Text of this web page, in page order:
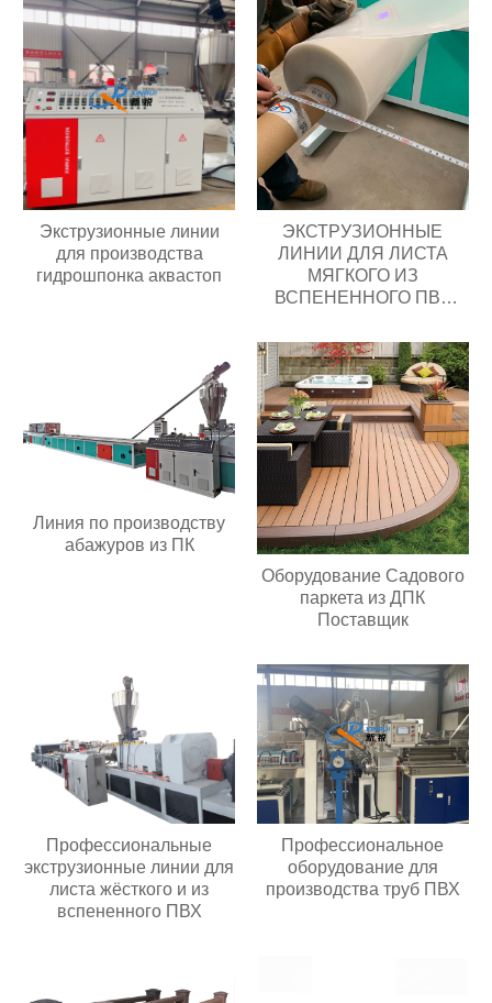
Экструзионные линии
для производства
гидрошпонка аквастоп
ЭКСТРУЗИОННЫЕ
ЛИНИИ ДЛЯ ЛИСТА
МЯГКОГО ИЗ
ВСПЕНЕННОГО ПВХ
Линия по производству
абажуров из ПК
Оборудование Садового
паркета из ДПК
Поставщик
Профессиональные
экструзионные линии для
листа жёсткого и из
вспененного ПВХ
Профессиональное
оборудование для
производства труб ПВХ